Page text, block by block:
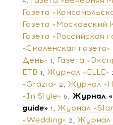
Газета
Газета «Московский
Газета «Российская
«Смоленская газета»
День» 1 Газета
ЕТВ 1 Журнал «ELLE»
«Grazia» 2 Журнал
«In Style» 6
Журнал
guide» 1 Журнал
«Wedding» 2 Журнал